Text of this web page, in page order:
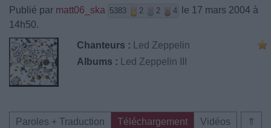
Publié par matt06_ska 5383 2 2 4
le 17 mars 2004 à
14h50.
Chanteurs :
Led Zeppelin
Albums :
Led Zeppelin III
⇑
Paroles + Traduction Téléchargement
Vidéos